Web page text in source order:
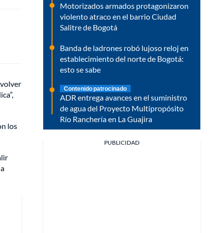
los
Motorizados armados protagonizaron
violento atraco en el barrio Ciudad
Salitre de Bogotá
Banda de ladrones robó lujoso reloj en
establecimiento del norte de Bogotá:
esto se sabe
Contenido patrocinado
ADR entrega avances en el suministro
de agua del Proyecto Multipropósito
Río Ranchería en La Guajira
PUBLICIDAD